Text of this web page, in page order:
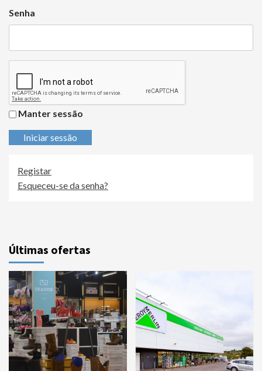
Senha
Manter sessão
Iniciar sessão
Registar
Esqueceu-se da senha?
Últimas ofertas